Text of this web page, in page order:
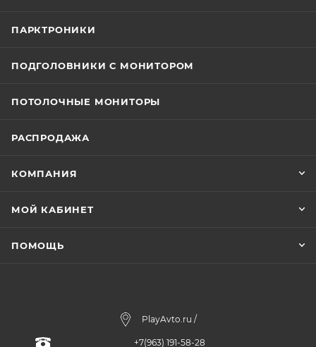
ПАРКТРОНИКИ
ПОДГОЛОВНИКИ С МОНИТОРОМ
ПОТОЛОЧНЫЕ МОНИТОРЫ
РАСПРОДАЖА
КОМПАНИЯ
МОЙ КАБИНЕТ
ПОМОЩЬ
PlayAvto.ru /
+7(963) 191-58-28